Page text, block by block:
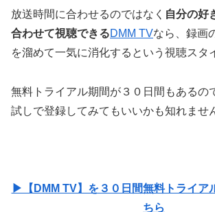
放送時間に合わせるのではなく 自分の好
合わせて視聴できるDMM TVなら、録画
を溜めて一気に消化するという視聴スタ
無料トライアル期間が３０日間もあるの
試しで登録してみてもいいかも知れませ
▶【DMM TV】を３０日間無料トライア
ちら